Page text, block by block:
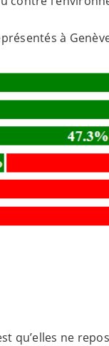
à
qu’elles ne